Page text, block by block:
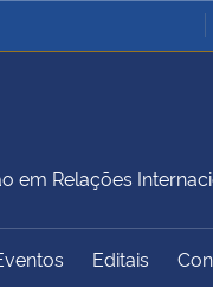
e
Ministério da
Ministério do
em Relações
Editais